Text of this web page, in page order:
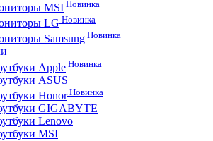
MSIНовинка
LG Новинка
Samsung Новинка
Apple Новинка
ASUS
HonorНовинка
GIGABYTE
Lenovo
MSI